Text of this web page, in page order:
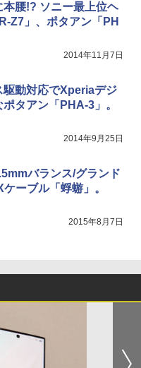
本腰!? ソニー最上位ヘ
Z7」、ポタアン「PH
2014年11月7日
駆動対応でXperiaデジ
タアン「PHA-3」。
2014年9月25日
バランス/グランド
ーブル「蜉蝣」。
2015年8月7日